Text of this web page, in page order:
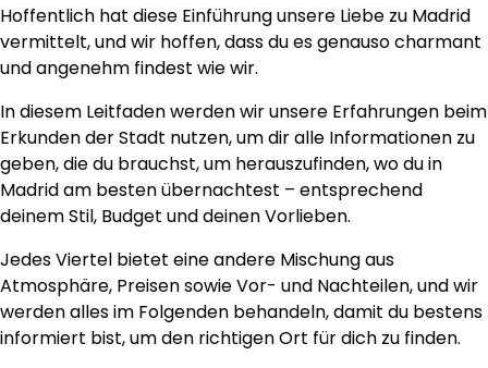
Hoffentlich hat diese Einführung unsere Liebe zu Madrid
vermittelt, und wir hoffen, dass du es genauso charmant
und angenehm findest wie wir.
In diesem Leitfaden werden wir unsere Erfahrungen beim
Erkunden der Stadt nutzen, um dir alle Informationen zu
geben, die du brauchst, um herauszufinden, wo du in
Madrid am besten übernachtest – entsprechend
deinem Stil, Budget und deinen Vorlieben.
Jedes Viertel bietet eine andere Mischung aus
Atmosphäre, Preisen sowie Vor- und Nachteilen, und wir
werden alles im Folgenden behandeln, damit du bestens
informiert bist, um den richtigen Ort für dich zu finden.